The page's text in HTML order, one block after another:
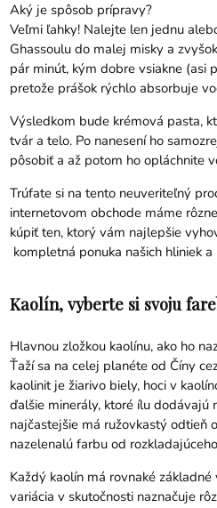
Aký je spôsob prípravy?
Veľmi ľahky! Nalejte len jednu
Ghassoulu do malej misky a
pár minút, kým dobre vsiakne (asi
pretože prášok rýchlo absorbuje
Výsledkom bude krémová pasta,
tvár a telo. Po nanesení ho
pôsobiť a až potom ho opláchnite
Trúfate si na tento neuveriteľný
internetovom obchode máme
kúpiť ten, ktorý vám najlepšie
kompletná ponuka našich hliniek a
Kaolín, vyberte si svoju
Hlavnou zložkou kaolínu, ako ho
Ťaží sa na celej planéte od Číny
kaolinit je žiarivo biely, hoci v
ďalšie minerály, ktoré ílu dodávajú
najčastejšie má ružovkastý odtieň
nazelenalú farbu od
Každý kaolín má rovnaké
variácia v skutočnosti naznačuje